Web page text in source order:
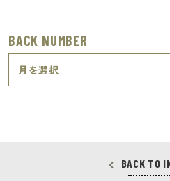
BACK NUMBER
BACK TO